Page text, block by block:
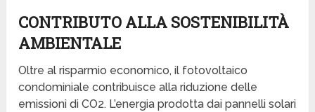
CONTRIBUTO ALLA SOSTENIBILITÀ
AMBIENTALE
Oltre al risparmio economico, il fotovoltaico
condominiale contribuisce alla riduzione delle
emissioni di CO2. L’energia prodotta dai pannelli solari